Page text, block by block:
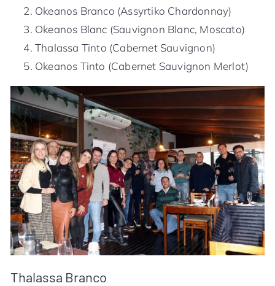
Okeanos Branco (Assyrtiko Chardonnay)
Okeanos Blanc (Sauvignon Blanc, Moscato)
Thalassa Tinto (Cabernet Sauvignon)
Okeanos Tinto (Cabernet Sauvignon Merlot)
Thalassa Branco